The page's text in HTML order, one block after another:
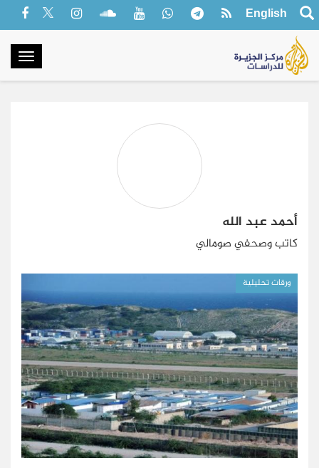
English
أحمد عبد الله
كاتب وصحفي صومالي
ورقات تحليلية